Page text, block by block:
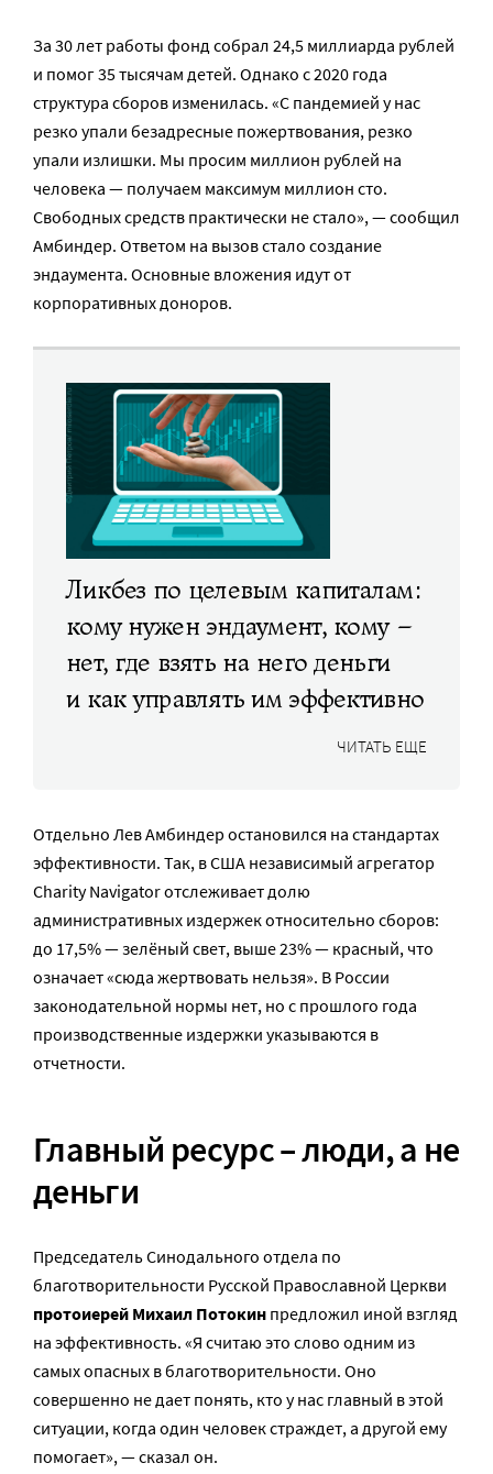
За 30 лет работы фонд собрал 24,5 миллиарда рублей
и помог 35 тысячам детей. Однако с 2020 года
структура сборов изменилась. «С пандемией у нас
резко упали безадресные пожертвования, резко
упали излишки. Мы просим миллион рублей на
человека — получаем максимум миллион сто.
Свободных средств практически не стало», — сообщил
Амбиндер. Ответом на вызов стало создание
эндаумента. Основные вложения идут от
корпоративных доноров.
Ликбез по целевым капиталам:
кому нужен эндаумент, кому –
нет, где взять на него деньги
и как управлять им эффективно
ЧИТАТЬ ЕЩЕ
Отдельно Лев Амбиндер остановился на стандартах
эффективности. Так, в США независимый агрегатор
Charity Navigator отслеживает долю
административных издержек относительно сборов:
до 17,5% — зелёный свет, выше 23% — красный, что
означает «сюда жертвовать нельзя». В России
законодательной нормы нет, но с прошлого года
производственные издержки указываются в
отчетности.
Главный ресурс – люди, а не
деньги
Председатель Синодального отдела по
благотворительности Русской Православной Церкви
протоиерей Михаил Потокин предложил иной взгляд
на эффективность. «Я считаю это слово одним из
самых опасных в благотворительности. Оно
совершенно не дает понять, кто у нас главный в этой
ситуации, когда один человек страждет, а другой ему
помогает», — сказал он.